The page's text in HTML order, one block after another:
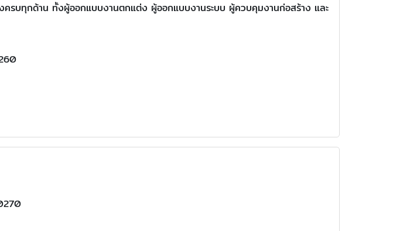
รบทุกด้าน ทั้งผู้ออกแบบงานตกแต่ง ผู้ออกแบบงานระบบ ผู้ควบคุมงานก่อสร้าง และ